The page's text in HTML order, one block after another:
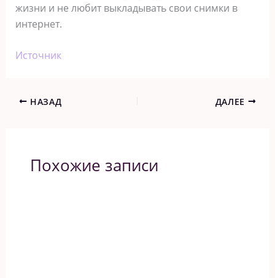
жизни и не любит выкладывать свои снимки в
интернет.
Источник
НАЗАД ДАЛЕЕ
Похожие записи